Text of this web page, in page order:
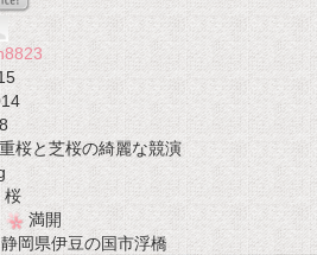
8
桜と芝桜の綺麗な競演
桜
満開
岡県伊豆の国市浮橋